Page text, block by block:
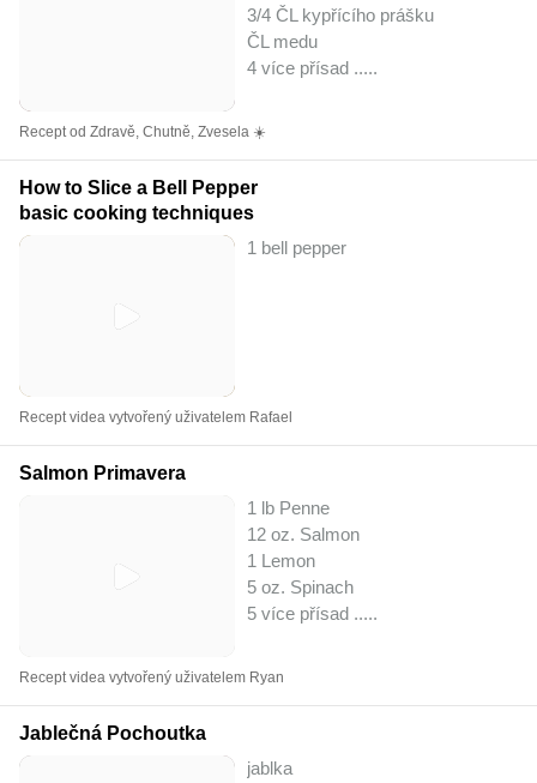
3/4 ČL kypřícího prášku
ČL medu
4 více přísad .....
Recept od Zdravě, Chutně, Zvesela ☀️
How to Slice a Bell Pepper
basic cooking techniques
1 bell pepper
Recept videa vytvořený uživatelem Rafael
Salmon Primavera
1 lb Penne
12 oz. Salmon
1 Lemon
5 oz. Spinach
5 více přísad .....
Recept videa vytvořený uživatelem Ryan
Jablečná Pochoutka
jablka